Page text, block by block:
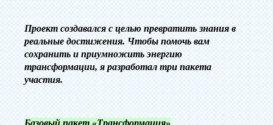
‎‎Проект создавался с целью превратить знания в
реальные достижения. Чтобы помочь вам
сохранить и приумножить энергию
трансформации, я разработал три пакета
участия.
‎Базовый пакет «Трансформация»